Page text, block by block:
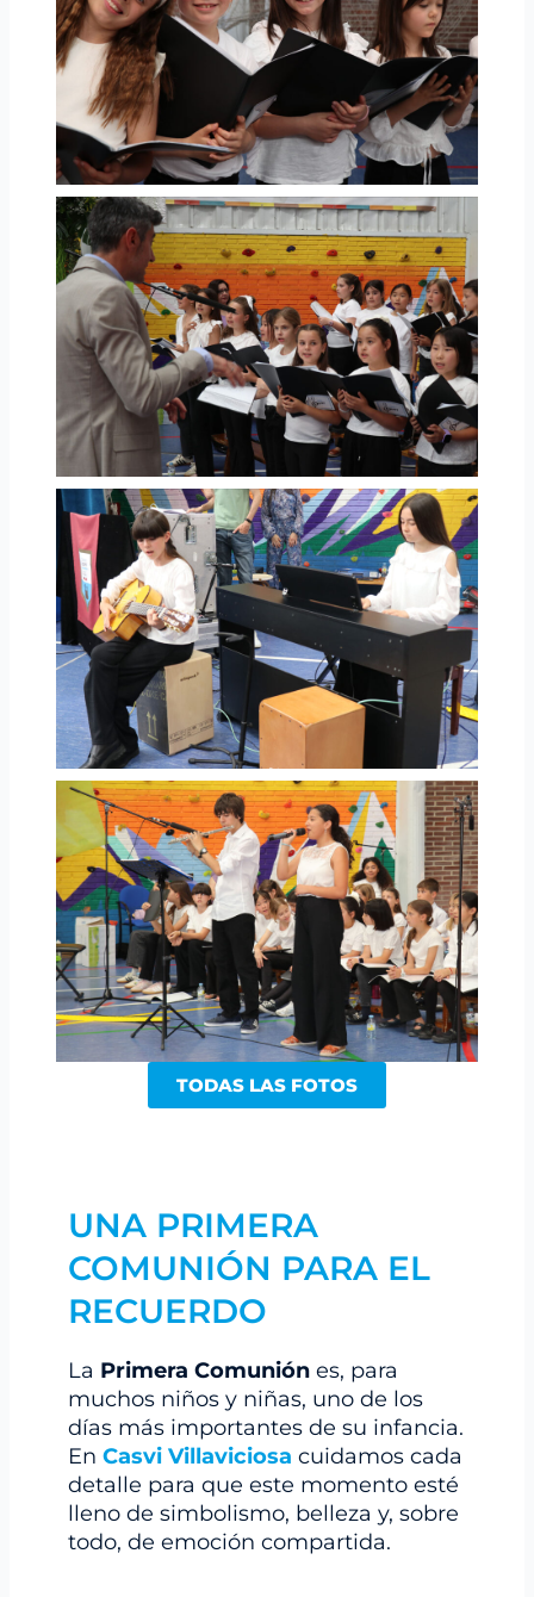
TODAS LAS FOTOS
UNA PRIMERA
COMUNIÓN PARA EL
RECUERDO
La Primera Comunión es, para
muchos niños y niñas, uno de los
días más importantes de su infancia.
EnCasvi Villaviciosa cuidamos cada
detalle para que este momento esté
lleno de simbolismo, belleza y, sobre
todo, de emoción compartida.